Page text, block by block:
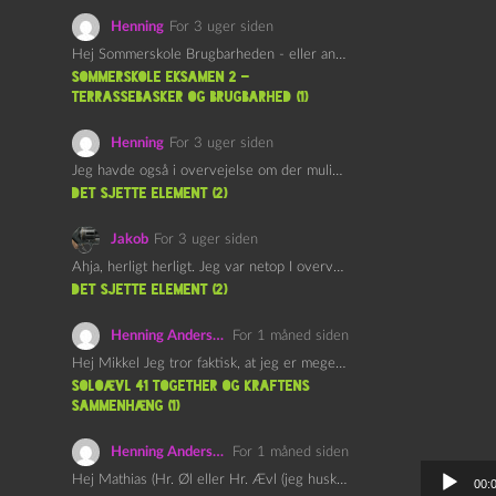
Henning For 3 uger siden
Hej Sommerskole Brugbarheden - eller anvendeligheden - af "Øl&Ævl" er…
Sommerskole Eksamen 2 –
Terrassebasker og Brugbarhed (1)
Henning For 3 uger siden
Jeg havde også i overvejelse om der muligvis kunne være…
det sjette element (2)
Jakob For 3 uger siden
Ahja, herligt herligt. Jeg var netop I overvejelser om at…
det sjette element (2)
Henning Andersen
For 1 måned siden
Hej Mikkel Jeg tror faktisk, at jeg er meget enig…
Soloævl 41 Together og Kraftens
Sammenhæng (1)
Henning Andersen
For 1 måned siden
Hej Mathias (Hr. Øl eller Hr. Ævl (jeg husker ikke…